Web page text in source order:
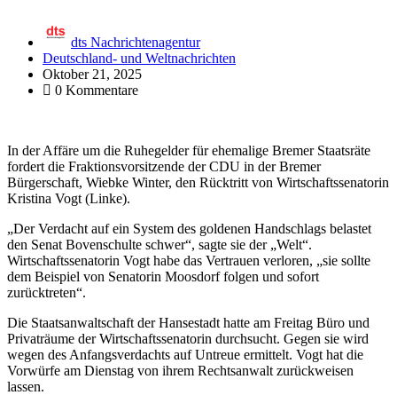
dts Nachrichtenagentur
Deutschland- und Weltnachrichten
Oktober 21, 2025
0 Kommentare
In der Affäre um die Ruhegelder für ehemalige Bremer Staatsräte
fordert die Fraktionsvorsitzende der CDU in der Bremer
Bürgerschaft, Wiebke Winter, den Rücktritt von Wirtschaftssenatorin
Kristina Vogt (Linke).
„Der Verdacht auf ein System des goldenen Handschlags belastet
den Senat Bovenschulte schwer“, sagte sie der „Welt“.
Wirtschaftssenatorin Vogt habe das Vertrauen verloren, „sie sollte
dem Beispiel von Senatorin Moosdorf folgen und sofort
zurücktreten“.
Die Staatsanwaltschaft der Hansestadt hatte am Freitag Büro und
Privaträume der Wirtschaftssenatorin durchsucht. Gegen sie wird
wegen des Anfangsverdachts auf Untreue ermittelt. Vogt hat die
Vorwürfe am Dienstag von ihrem Rechtsanwalt zurückweisen
lassen.